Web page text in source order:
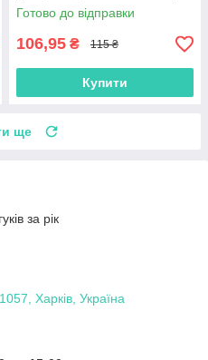
Готово до відправки
106,95 ₴ 115 ₴
Купити
ще
за рік
Харків, Україна